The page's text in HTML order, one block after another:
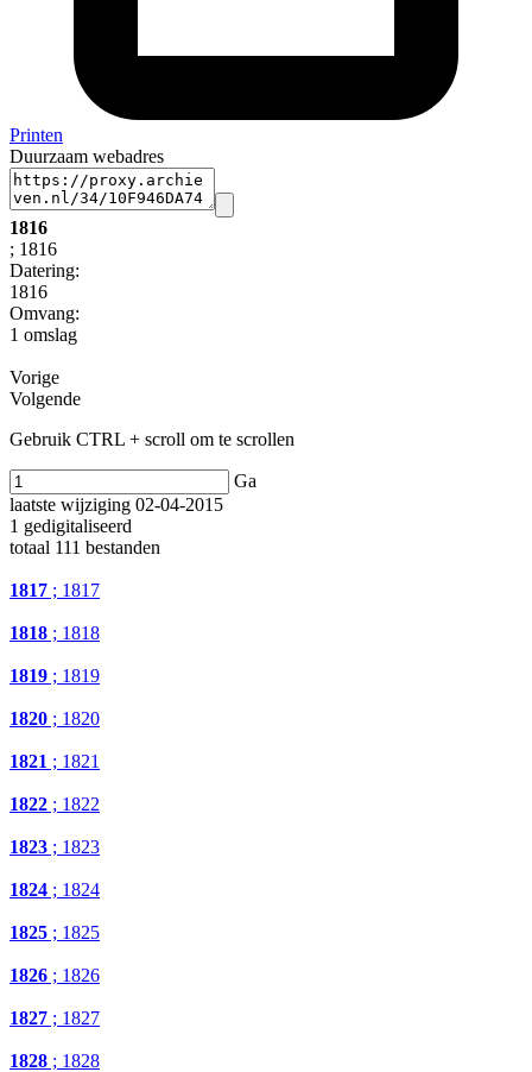
Printen
Duurzaam webadres
1816
; 1816
Datering:
1816
Omvang:
1 omslag
Vorige
Volgende
Gebruik CTRL + scroll om te scrollen
Ga
laatste wijziging 02-04-2015
1 gedigitaliseerd
totaal 111 bestanden
1817 ; 1817
1818 ; 1818
1819 ; 1819
1820 ; 1820
1821 ; 1821
1822 ; 1822
1823 ; 1823
1824 ; 1824
1825 ; 1825
1826 ; 1826
1827 ; 1827
1828 ; 1828